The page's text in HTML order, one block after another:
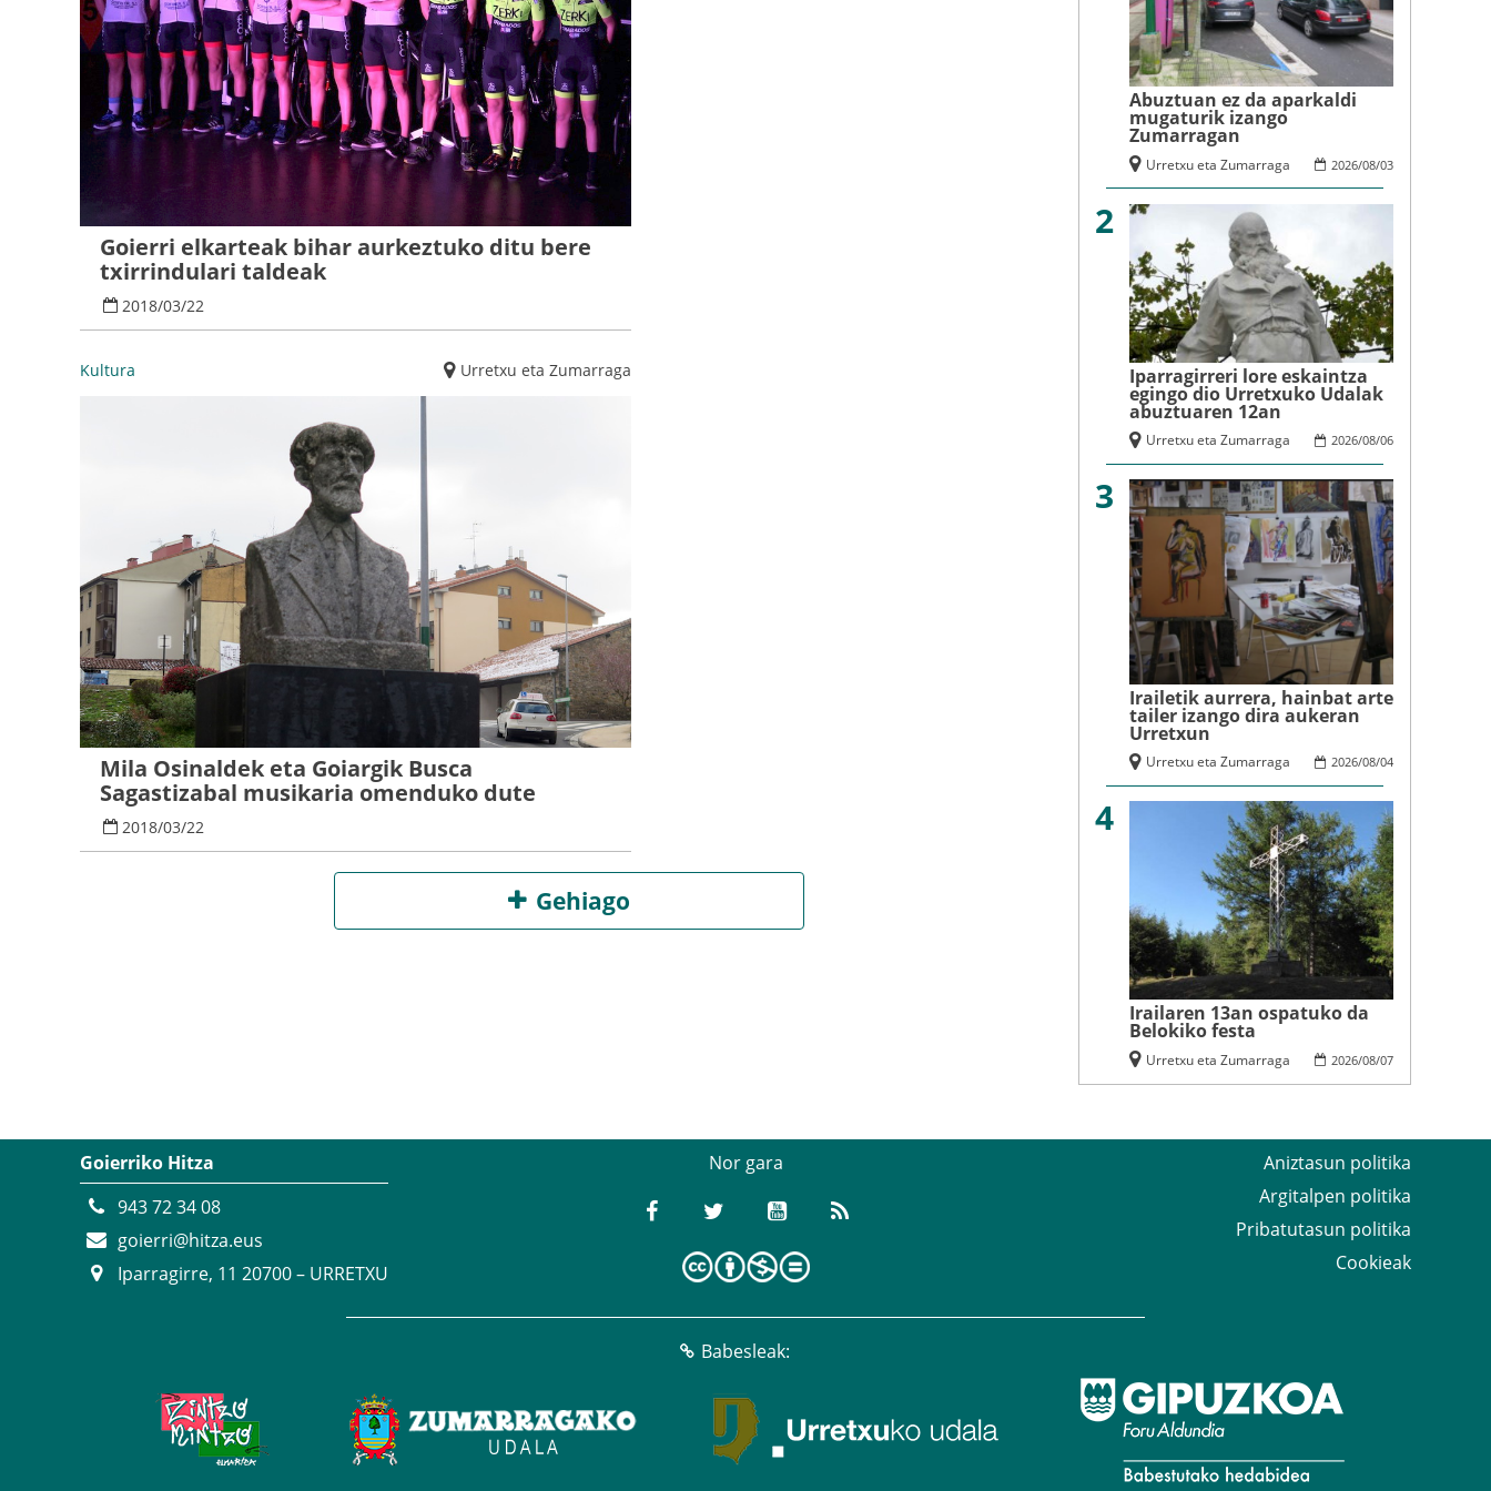
Goierri elkarteak bihar aurkeztuko ditu bere
txirrindulari taldeak
2018/03/22
Kultura Urretxu eta Zumarraga
Mila Osinaldek eta Goiargik Busca
Sagastizabal musikaria omenduko dute
2018/03/22
Gehiago
Abuztuan ez da aparkaldi
mugaturik izango
Zumarragan
2026/08/03
Urretxu eta Zumarraga
2
Iparragirreri lore eskaintza
egingo dio Urretxuko Udalak
abuztuaren 12an
2026/08/06
Urretxu eta Zumarraga
3
Irailetik aurrera, hainbat arte
tailer izango dira aukeran
Urretxun
2026/08/04
Urretxu eta Zumarraga
4
Irailaren 13an ospatuko da
Belokiko festa
2026/08/07
Urretxu eta Zumarraga
Goierriko Hitza
943 72 34 08
goierri@hitza.eus
Iparragirre, 11 20700 – URRETXU
Nor gara
Aniztasun politika
Argitalpen politika
Pribatutasun politika
Cookieak
Babesleak: